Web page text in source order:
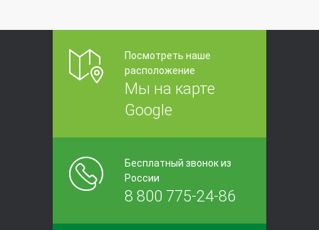
Посмотреть наше
расположение
Мы на карте
Google
Бесплатный звонок из
России
8 800 775-24-86